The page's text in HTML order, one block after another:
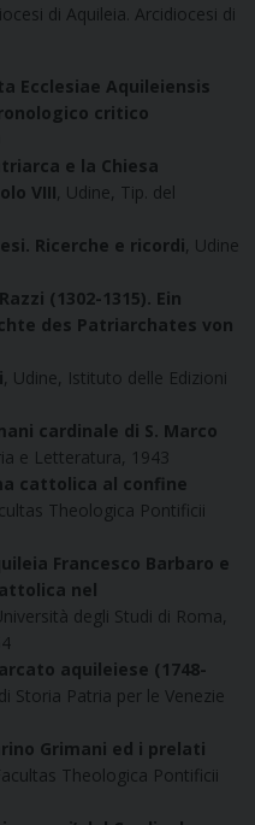
di Aquileia. Arcidiocesi di
Ecclesiae Aquileiensis
critico
e la Chiesa
VIII , Udine, Tip. del
Ricerche e ricordi , Udine
(1302-1315). Ein
des Patriarchates von
, Udine, Istituto delle Edizioni
cardinale di S. Marco
e Letteratura, 1943
cattolica al confine
Theologica Pontificii
Francesco Barbaro e
nel
degli Studi di Roma,
aquileiese (1748-
Storia Patria per le Venezie
Grimani ed i prelati
Theologica Pontificii